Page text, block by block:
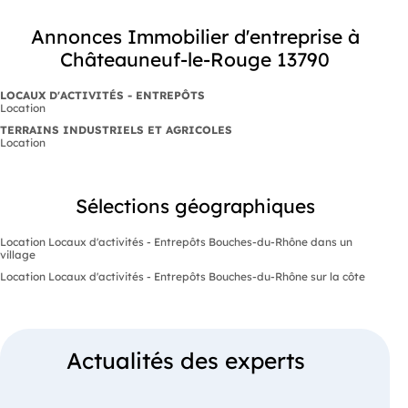
Annonces Immobilier d'entreprise à
Châteauneuf-le-Rouge 13790
LOCAUX D'ACTIVITÉS - ENTREPÔTS
Location
TERRAINS INDUSTRIELS ET AGRICOLES
Location
Sélections géographiques
Location Locaux d'activités - Entrepôts Bouches-du-Rhône dans un
village
Location Locaux d'activités - Entrepôts Bouches-du-Rhône sur la côte
Actualités des experts